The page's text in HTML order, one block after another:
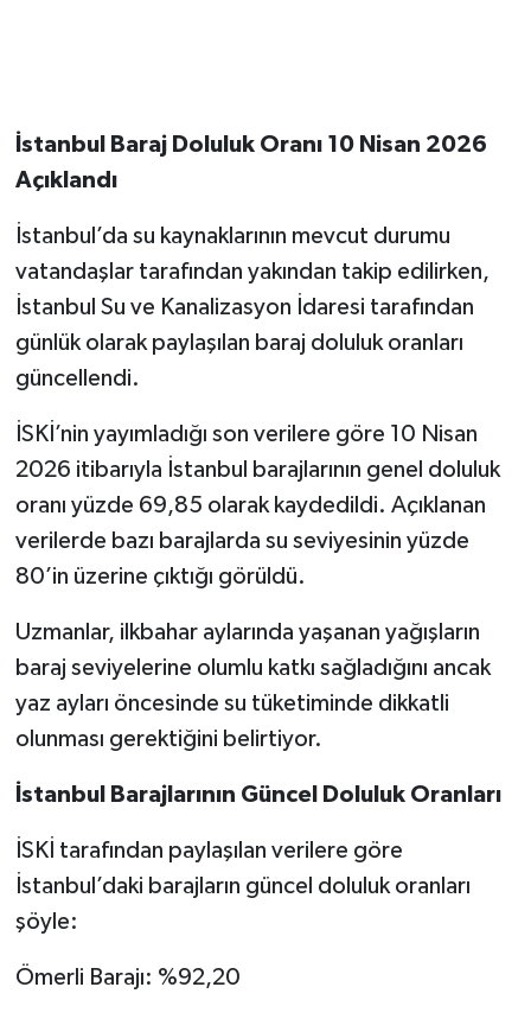
İstanbul Baraj Doluluk Oranı 10 Nisan 2026
Açıklandı
İstanbul’da su kaynaklarının mevcut durumu
vatandaşlar tarafından yakından takip edilirken,
İstanbul Su ve Kanalizasyon İdaresi tarafından
günlük olarak paylaşılan baraj doluluk oranları
güncellendi.
İSKİ’nin yayımladığı son verilere göre 10 Nisan
2026 itibarıyla İstanbul barajlarının genel doluluk
oranı yüzde 69,85 olarak kaydedildi. Açıklanan
verilerde bazı barajlarda su seviyesinin yüzde
80’in üzerine çıktığı görüldü.
Uzmanlar, ilkbahar aylarında yaşanan yağışların
baraj seviyelerine olumlu katkı sağladığını ancak
yaz ayları öncesinde su tüketiminde dikkatli
olunması gerektiğini belirtiyor.
İstanbul Barajlarının Güncel Doluluk Oranları
İSKİ tarafından paylaşılan verilere göre
İstanbul’daki barajların güncel doluluk oranları
şöyle:
Ömerli Barajı: %92,20